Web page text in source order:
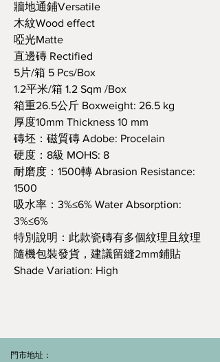
牆地通鋪Versatile
木紋Wood effect
啞光Matte
直邊磚 Rectified
5片/箱 5 Pcs/Box
1.2平米/箱 1.2 Sqm /Box
箱重26.5公斤 Boxweight: 26.5 kg
厚度10mm Thickness 10 mm
磚坯：磁質磚 Adobe: Procelain
硬度：8級 MOHS: 8
耐磨度：1500轉 Abrasion Resistance:
1500
吸水率：3%≤6% Water Absorption:
3%≤6%
特別說明：此款瓷磚有多個紋理且紋理
隨機包裝發貨，建議留縫2mm鋪貼
Shade Variation: High
門市地址：